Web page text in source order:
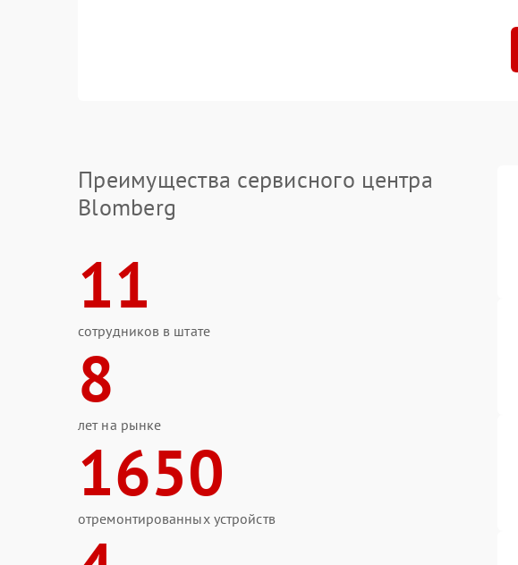
Преимущества сервисного центра
Blomberg
11
сотрудников в штате
8
лет на рынке
1650
отремонтированных устройств